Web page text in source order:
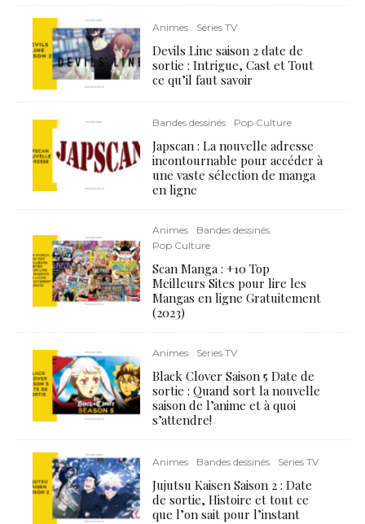
Animes Séries TV
Devils Line saison 2 date de
sortie : Intrigue, Cast et Tout
ce qu’il faut savoir
Bandes dessinés Pop Culture
Japscan : La nouvelle adresse
incontournable pour accéder à
une vaste sélection de manga
en ligne
Animes
Bandes dessinés
Pop Culture
Scan Manga : +10 Top
Meilleurs Sites pour lire les
Mangas en ligne Gratuitement
(2023)
Animes Séries TV
Black Clover Saison 5 Date de
sortie : Quand sort la nouvelle
saison de l’anime et à quoi
s’attendre!
Animes Bandes dessinés Séries TV
Jujutsu Kaisen Saison 2 : Date
de sortie, Histoire et tout ce
que l’on sait pour l’instant